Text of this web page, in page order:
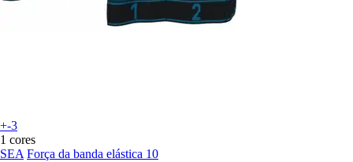
+-3
1 cores
SEA Força da banda elástica 10